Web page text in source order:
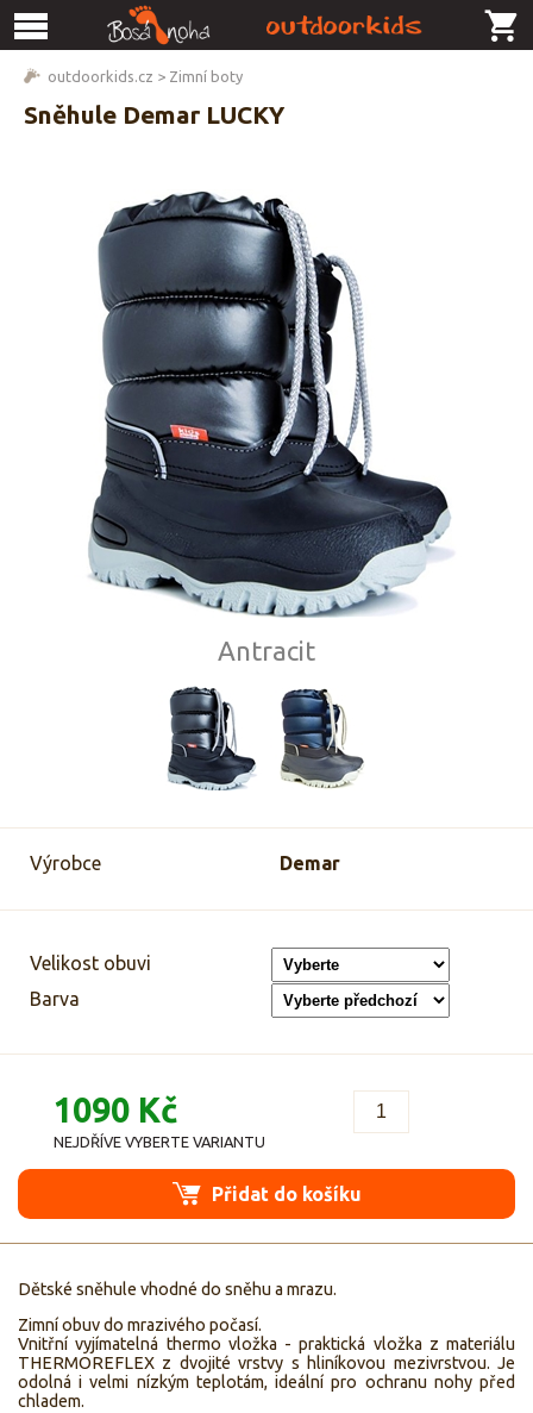
outdoorkids.cz > Zimní boty
Sněhule Demar LUCKY
Antracit
Výrobce Demar
Velikost obuvi
Barva
1090 Kč
NEJDŘÍVE VYBERTE VARIANTU
Přidat do košíku
Dětské sněhule vhodné do sněhu a mrazu.
Zimní obuv do mrazivého počasí.
Vnitřní vyjímatelná thermo vložka - praktická vložka z materiálu
THERMOREFLEX z dvojité vrstvy s hliníkovou mezivrstvou. Je
odolná i velmi nízkým teplotám, ideální pro ochranu nohy před
chladem.